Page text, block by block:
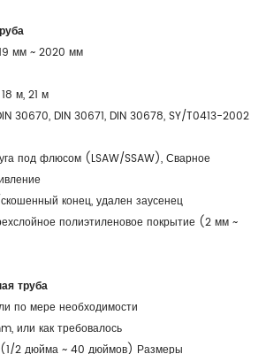
мм ~ 2020 мм
м, 21 м
30670, DIN 30671, DIN 30678, SY/T0413-2002
под флюсом (LSAW/SSAW), Сварное
конец, удален заусенец
полиэтиленовое покрытие (2 мм ~
труба
по мере необходимости
или как требовалось
2 дюйма ~ 40 дюймов) Размеры